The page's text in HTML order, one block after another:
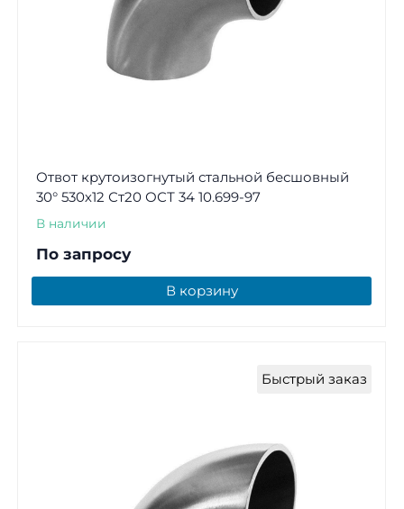
Отвот крутоизогнутый стальной бесшовный
30° 530х12 Ст20 ОСТ 34 10.699-97
В наличии
По запросу
В корзину
Быстрый заказ